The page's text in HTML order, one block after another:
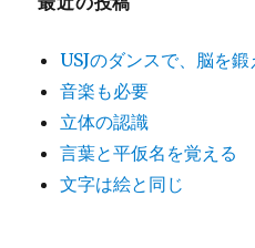
シ
ョ
ン
USJのダンスで、脳を鍛
音楽も必要
立体の認識
言葉と平仮名を覚える
文字は絵と同じ